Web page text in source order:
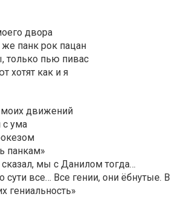
двора
панк рок пацан
только пью пивас
хотят как и я
движений
ума
панкам»
мы с Данилом тогда…
сути все… Все гении, они ёбнутые. В
гениальность»